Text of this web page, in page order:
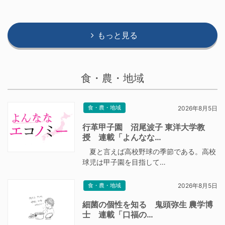
もっと見る
食・農・地域
食・農・地域 2026年8月5日
行革甲子園 沼尾波子 東洋大学教
授 連載「よんなな…
夏と言えば高校野球の季節である。高校
球児は甲子園を目指して…
食・農・地域 2026年8月5日
細菌の個性を知る 鬼頭弥生 農学博
士 連載「口福の…